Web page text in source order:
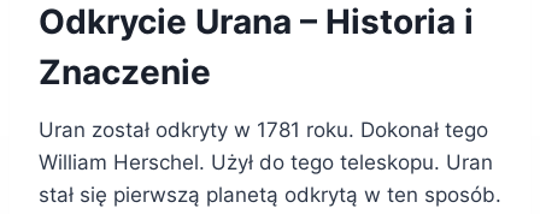
Odkrycie Urana – Historia i
Znaczenie
Uran został odkryty w 1781 roku. Dokonał tego
William Herschel. Użył do tego teleskopu. Uran
stał się pierwszą planetą odkrytą w ten sposób.